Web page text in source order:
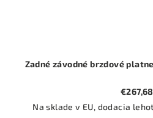
Zadné závodné brzdové
€267,68
Na sklade v EU, dodacia